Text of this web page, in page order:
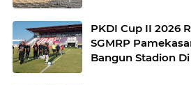
PKDI Cup II 2026
SGMRP
Bangun Stadion